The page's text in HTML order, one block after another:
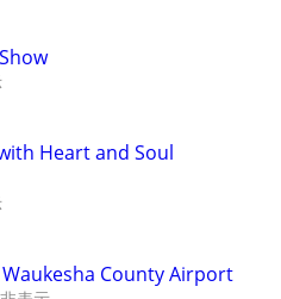
Heart and Soul
County Airport